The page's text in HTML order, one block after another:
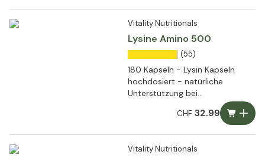
Vitality Nutritionals
Lysine Amino 500
(55)
180 Kapseln - Lysin Kapseln
hochdosiert - natürliche
Unterstützung bei
CHF32.99
Vitality Nutritionals